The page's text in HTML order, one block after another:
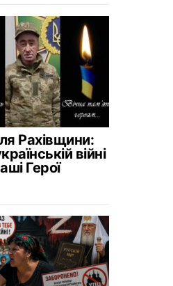
Рахівщини:
війні
Герої